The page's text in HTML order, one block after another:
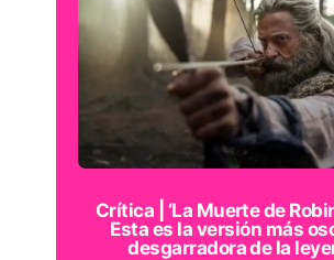
Crítica | ‘La Muerte de
Esta es la versión más
desgarradora de la